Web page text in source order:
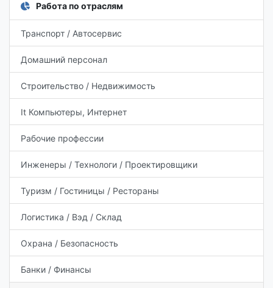
Работа по отраслям
Транспорт / Автосервис
Домашний персонал
Строительство / Недвижимость
It Компьютеры, Интернет
Рабочие профессии
Инженеры / Технологи / Проектировщики
Туризм / Гостиницы / Рестораны
Логистика / Вэд / Склад
Охрана / Безопасность
Банки / Финансы